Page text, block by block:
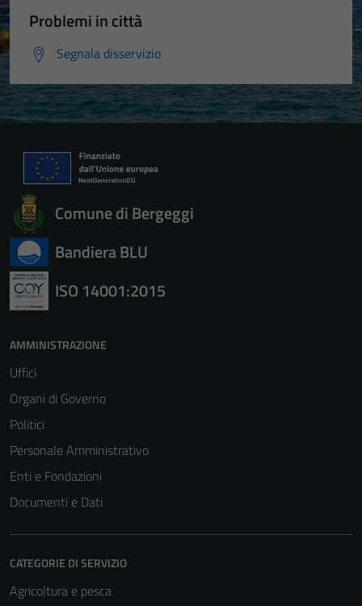
Problemi in città
Segnala disservizio
Comune di Bergeggi
Bandiera BLU
ISO 14001:2015
AMMINISTRAZIONE
Uffici
Organi di Governo
Politici
Personale Amministrativo
Enti e Fondazioni
Documenti e Dati
CATEGORIE DI SERVIZIO
Agricoltura e pesca